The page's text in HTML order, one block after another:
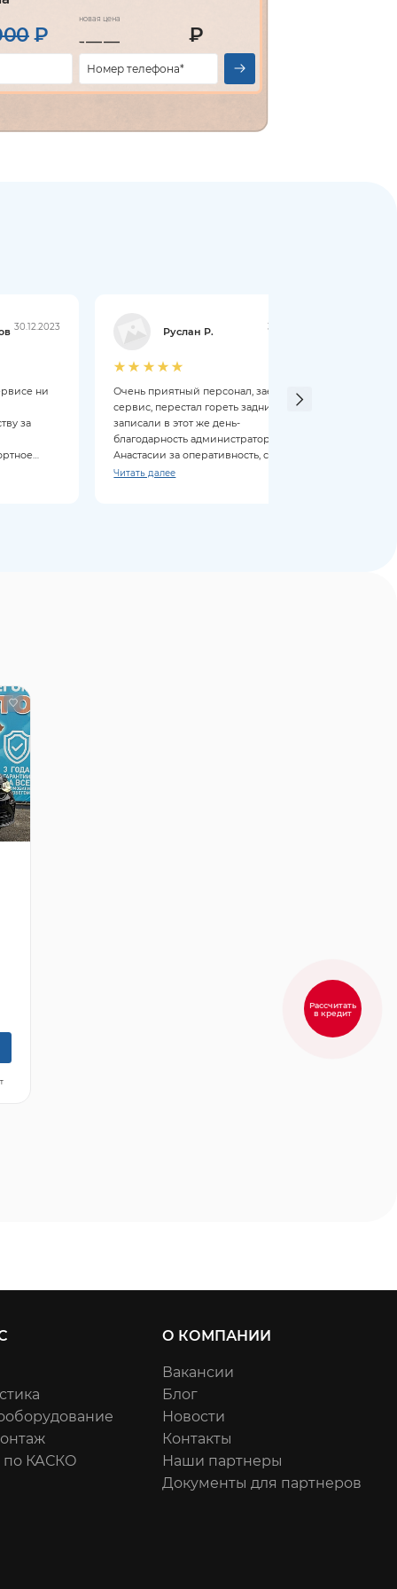
₽
новая цена
₽
30.12.2023
ни
за
Руслан Р. 30.12.2023
Очень приятный персонал, заезжал в
сервис, перестал гореть задний ход,
записали в этот же день-
благодарность администратору
Анастасии за оперативность, сделали
очень быстро, спасибо мастеру
Читать далее
по КАСКО
О КОМПАНИИ
Вакансии
Блог
Новости
Контакты
Наши партнеры
Документы для партнеров
Рассчитать
в кредит